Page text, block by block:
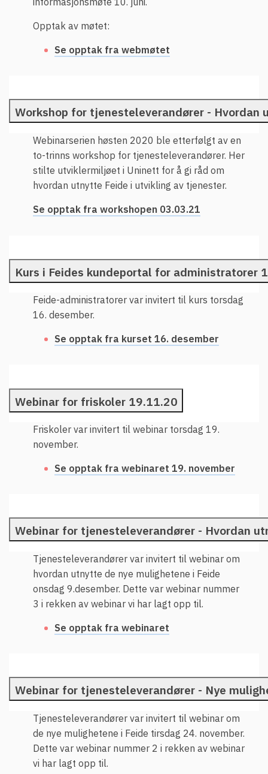
Opptak av møtet:
Se opptak fra webmøtet
Workshop for tjenesteleverandører -
Webinarserien høsten 2020 ble etterfølgt av en
to-trinns workshop for tjenesteleverandører. Her
stilte utviklermiljøet i Uninett for å gi råd om
hvordan utnytte Feide i utvikling av tjenester.
Se opptak fra workshopen 03.03.21
Kurs i Feides kundeportal for administratorer
Feide-administratorer var invitert til kurs torsdag
16. desember.
Se opptak fra kurset 16. desember
Webinar for friskoler 19.11.20
Friskoler var invitert til webinar torsdag 19.
november.
Se opptak fra webinaret 19. november
Webinar for tjenesteleverandører - Hvordan
Tjenesteleverandører var invitert til webinar om
hvordan utnytte de nye mulighetene i Feide
onsdag 9.desember. Dette var webinar nummer
3 i rekken av webinar vi har lagt opp til.
Se opptak fra webinaret
Webinar for tjenesteleverandører - Nye
Tjenesteleverandører var invitert til webinar om
de nye mulighetene i Feide tirsdag 24. november.
Dette var webinar nummer 2 i rekken av webinar
vi har lagt opp til.